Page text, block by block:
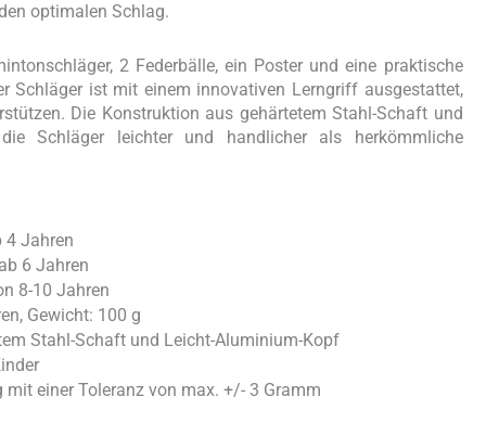
optimalen Schlag.
2 Federbälle, ein Poster und eine praktische
Schläger ist mit einem innovativen Lerngriff ausgestattet,
Die Konstruktion aus gehärtetem Stahl-Schaft und
Schläger leichter und handlicher als herkömmliche
4 Jahren
6 Jahren
8-10 Jahren
Gewicht: 100 g
Stahl-Schaft und Leicht-Aluminium-Kopf
einer Toleranz von max. +/- 3 Gramm